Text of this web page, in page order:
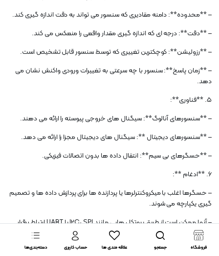
– **محدوده**: دامنه مقادیری که سنسور می تواند به دقت اندازه گیری کند.
– **دقت**: درجه ای که اندازه گیری مقدار واقعی را منعکس می کند.
– **رزولیشن**: کوچکترین تغییری که توسط سنسور قابل تشخیص است.
– **زمان پاسخ**: سنسور با چه سرعتی به تغییرات ورودی واکنش نشان می
دهد.
5. **فناوری**:
– **سنسورهای آنالوگ**: سیگنال های خروجی پیوسته را ارائه می دهند.
– **سنسورهای دیجیتال **: سیگنال های دیجیتال مجزا را ارائه می دهد.
– **حسگرهای بی سیم**: انتقال داده ها بدون اتصالات فیزیکی.
6. **ادغام **:
– حسگرها اغلب با میکروکنترلرها یا پردازنده ها برای پردازش داده ها و تصمیم
گیری یکپارچه می شوند.
– آنها ممکن است از طریق پروتکل هایی مانند I2C، SPI یا UART ارتباط برقرار
کنند.
درک این جنبه ها به شما کمک می کند حسگرها را به طور موثر برای برنامه
فروشگاه جستجو علاقه مندی ها حساب کاربری دسته‌بندی‌ها